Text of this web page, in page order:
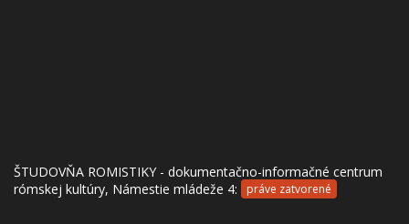
ŠTUDOVŇA ROMISTIKY - dokumentačno-informačné centrum
rómskej kultúry, Námestie mládeže 4:
práve zatvorené